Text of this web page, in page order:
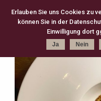
Kategorie
kreativ (301) Michelin
Fine Dining (82)
Köln
Erlauben Sie uns Cookies zu
können Sie in der
Einwilligung dort
Ja Nein